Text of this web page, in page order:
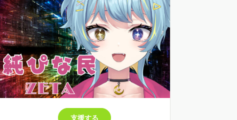
支援する